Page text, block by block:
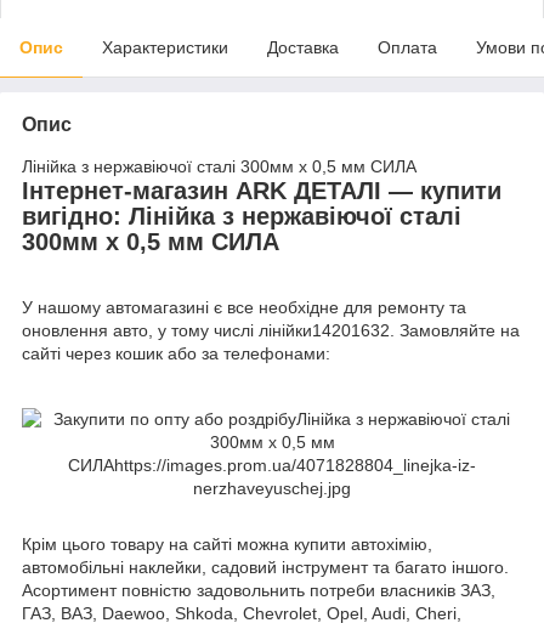
Опис Характеристики Доставка Оплата Умови
Опис
Лінійка з нержавіючої сталі 300мм х 0,5 мм СИЛА
Інтернет-магазин ARK ДЕТАЛІ — купити
вигідно: Лінійка з нержавіючої сталі
300мм х 0,5 мм СИЛА
У нашому автомагазині є все необхідне для ремонту та
оновлення авто, у тому числі лінійки14201632. Замовляйте на
сайті через кошик або за телефонами:
Крім цього товару на сайті можна купити автохімію,
автомобільні наклейки, садовий інструмент та багато іншого.
Асортимент повністю задовольнить потреби власників ЗАЗ,
ГАЗ, ВАЗ, Daewoo, Shkoda, Chevrolet, Opel, Audi, Cheri,